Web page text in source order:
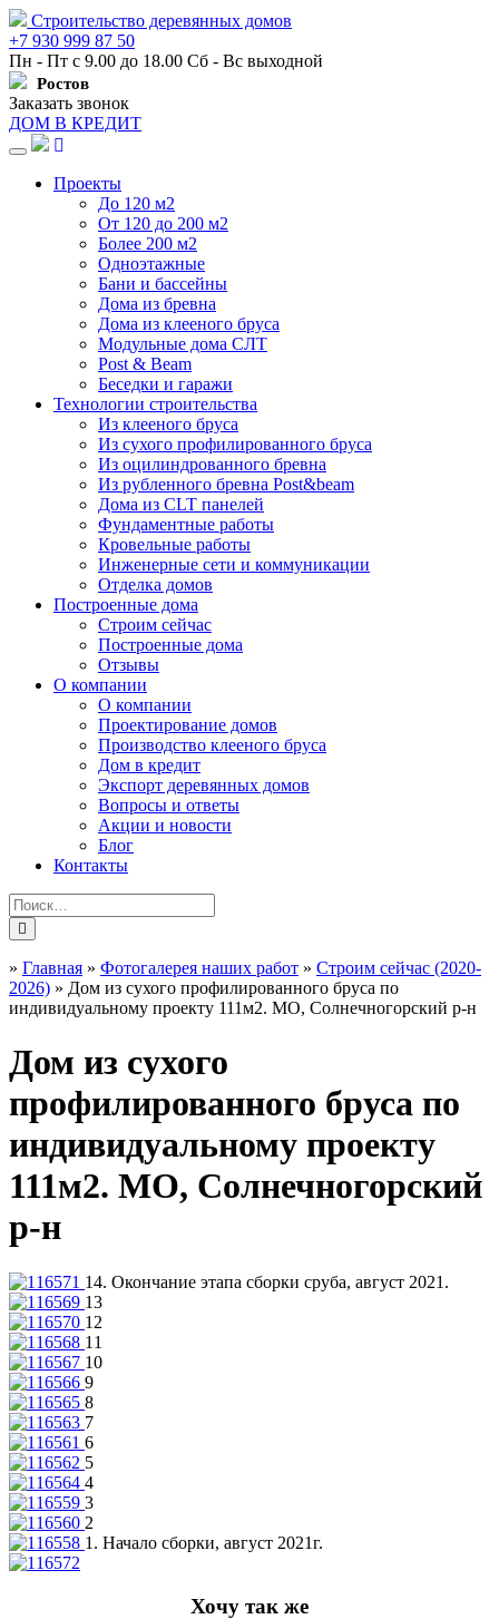
Строительство деревянных домов
+7 930 999 87 50
Пн - Пт с 9.00 до 18.00 Сб - Вс выходной
Ростов
Заказать звонок
ДОМ В КРЕДИТ
Навигация
Проекты
До 120 м2
От 120 до 200 м2
Более 200 м2
Одноэтажные
Бани и бассейны
Дома из бревна
Дома из клееного бруса
Модульные дома СЛТ
Post & Beam
Беседки и гаражи
Технологии строительства
Из клееного бруса
Из сухого профилированного бруса
Из оцилиндрованного бревна
Из рубленного бревна Post&beam
Дома из CLT панелей
Фундаментные работы
Кровельные работы
Инженерные сети и коммуникации
Отделка домов
Построенные дома
Строим сейчас
Построенные дома
Отзывы
О компании
О компании
Проектирование домов
Производство клееного бруса
Дом в кредит
Экспорт деревянных домов
Вопросы и ответы
Акции и новости
Блог
Контакты
» Главная » Фотогалерея наших работ » Строим сейчас (2020-
2026) » Дом из сухого профилированного бруса по
индивидуальному проекту 111м2. МО, Солнечногорский р-н
Дом из сухого
профилированного бруса по
индивидуальному проекту
111м2. МО, Солнечногорский
р-н
14. Окончание этапа сборки сруба, август 2021.
13
12
11
10
9
8
7
6
5
4
3
2
1. Начало сборки, август 2021г.
Хочу так же